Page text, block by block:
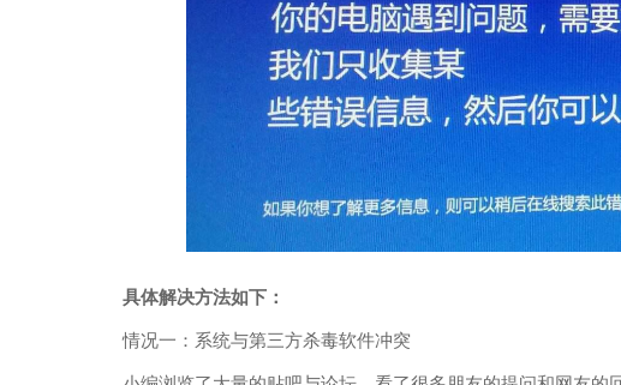
具体解决方法如下：
情况一：系统与第三方杀毒软件冲突